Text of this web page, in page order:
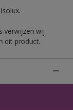
verwijzen wij
dit product.